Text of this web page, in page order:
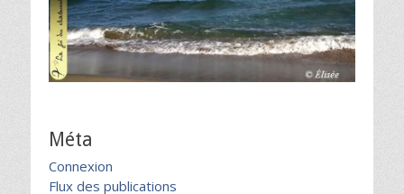
Méta
Connexion
Flux des publications